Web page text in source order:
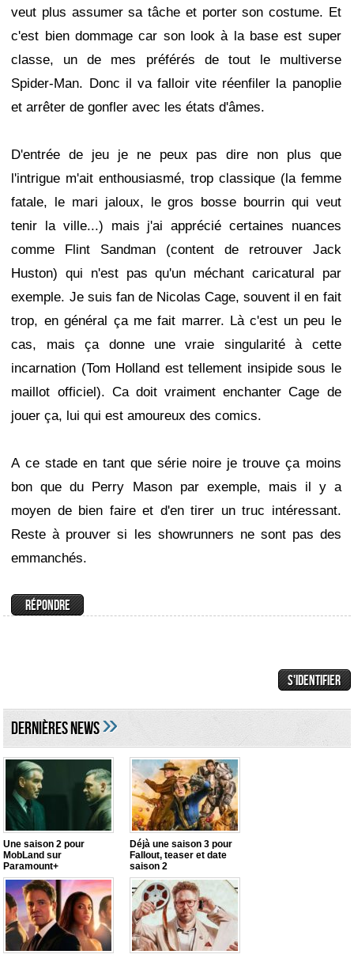
veut plus assumer sa tâche et porter son costume. Et
c'est bien dommage car son look à la base est super
classe, un de mes préférés de tout le multiverse
Spider-Man. Donc il va falloir vite réenfiler la panoplie
et arrêter de gonfler avec les états d'âmes.
D'entrée de jeu je ne peux pas dire non plus que
l'intrigue m'ait enthousiasmé, trop classique (la femme
fatale, le mari jaloux, le gros bosse bourrin qui veut
tenir la ville...) mais j'ai apprécié certaines nuances
comme Flint Sandman (content de retrouver Jack
Huston) qui n'est pas qu'un méchant caricatural par
exemple. Je suis fan de Nicolas Cage, souvent il en fait
trop, en général ça me fait marrer. Là c'est un peu le
cas, mais ça donne une vraie singularité à cette
incarnation (Tom Holland est tellement insipide sous le
maillot officiel). Ca doit vraiment enchanter Cage de
jouer ça, lui qui est amoureux des comics.
A ce stade en tant que série noire je trouve ça moins
bon que du Perry Mason par exemple, mais il y a
moyen de bien faire et d'en tirer un truc intéressant.
Reste à prouver si les showrunners ne sont pas des
emmanchés.
DERNIÈRES NEWS»
Une saison 2 pour
MobLand sur
Paramount+
Déjà une saison 3 pour
Fallout, teaser et date
saison 2